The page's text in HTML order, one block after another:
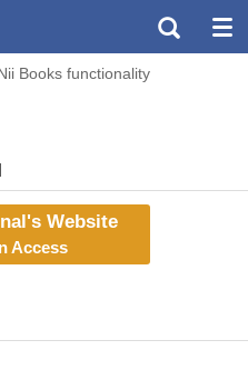
Books functionality
Website
Access